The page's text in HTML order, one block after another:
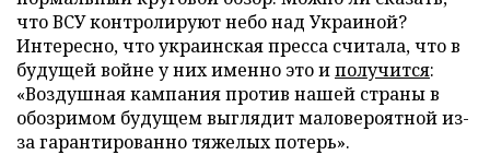
что ВСУ контролируют небо над Украиной?
Интересно, что украинская пресса считала, что в
будущей войне у них именно это иполучится:
«Воздушная кампания против нашей страны в
обозримом будущем выглядит маловероятной из-
за гарантированно тяжелых потерь».